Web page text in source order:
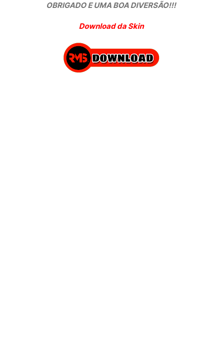
OBRIGADO E UMA BOA DIVERSÃO!!!
Download da Skin